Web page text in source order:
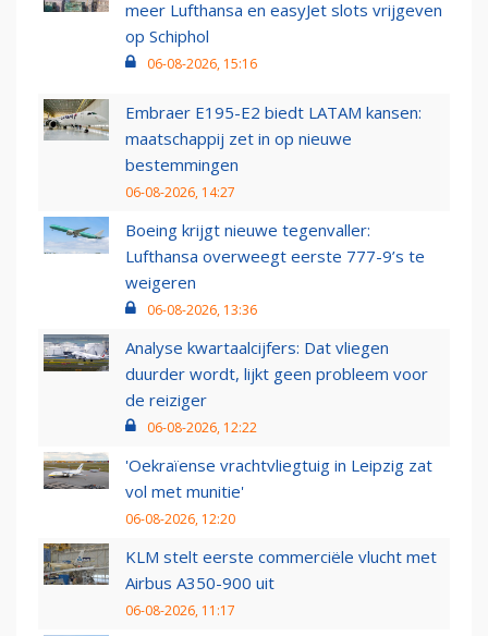
meer Lufthansa en easyJet slots vrijgeven
op Schiphol
06-08-2026, 15:16
Embraer E195-E2 biedt LATAM kansen:
maatschappij zet in op nieuwe
bestemmingen
06-08-2026, 14:27
Boeing krijgt nieuwe tegenvaller:
Lufthansa overweegt eerste 777-9’s te
weigeren
06-08-2026, 13:36
Analyse kwartaalcijfers: Dat vliegen
duurder wordt, lijkt geen probleem voor
de reiziger
06-08-2026, 12:22
'Oekraïense vrachtvliegtuig in Leipzig zat
vol met munitie'
06-08-2026, 12:20
KLM stelt eerste commerciële vlucht met
Airbus A350-900 uit
06-08-2026, 11:17